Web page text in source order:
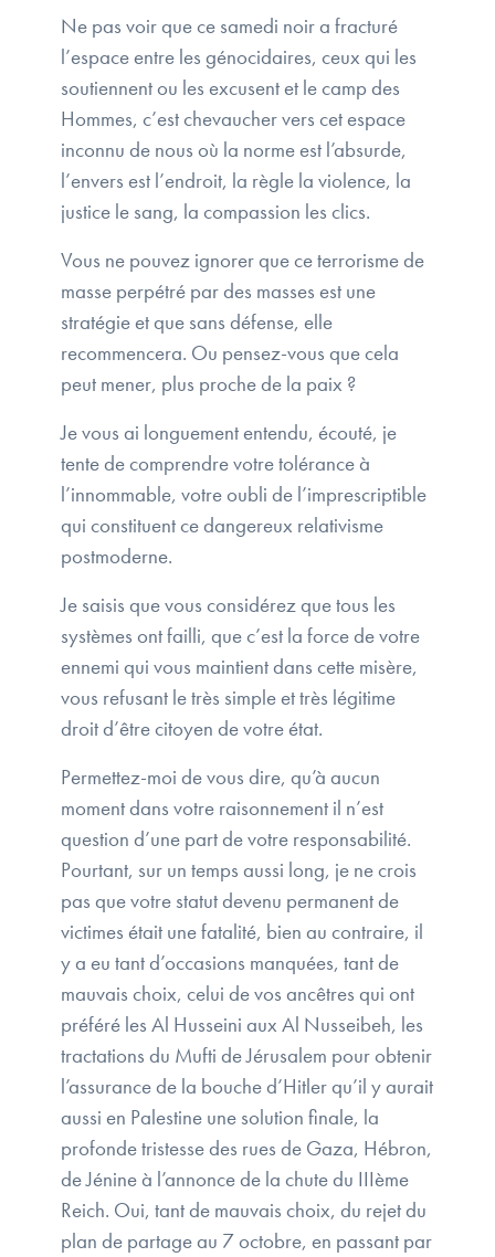
Ne pas voir que ce samedi noir a fracturé
l’espace entre les génocidaires, ceux qui les
soutiennent ou les excusent et le camp des
Hommes, c’est chevaucher vers cet espace
inconnu de nous où la norme est l’absurde,
l’envers est l’endroit, la règle la violence, la
justice le sang, la compassion les clics.
Vous ne pouvez ignorer que ce terrorisme de
masse perpétré par des masses est une
stratégie et que sans défense, elle
recommencera. Ou pensez-vous que cela
peut mener, plus proche de la paix ?
Je vous ai longuement entendu, écouté, je
tente de comprendre votre tolérance à
l’innommable, votre oubli de l’imprescriptible
qui constituent ce dangereux relativisme
postmoderne.
Je saisis que vous considérez que tous les
systèmes ont failli, que c’est la force de votre
ennemi qui vous maintient dans cette misère,
vous refusant le très simple et très légitime
droit d’être citoyen de votre état.
Permettez-moi de vous dire, qu’à aucun
moment dans votre raisonnement il n’est
question d’une part de votre responsabilité.
Pourtant, sur un temps aussi long, je ne crois
pas que votre statut devenu permanent de
victimes était une fatalité, bien au contraire, il
y a eu tant d’occasions manquées, tant de
mauvais choix, celui de vos ancêtres qui ont
préféré les Al Husseini aux Al Nusseibeh, les
tractations du Mufti de Jérusalem pour obtenir
l’assurance de la bouche d’Hitler qu’il y aurait
aussi en Palestine une solution finale, la
profonde tristesse des rues de Gaza, Hébron,
de Jénine à l’annonce de la chute du IIIème
Reich. Oui, tant de mauvais choix, du rejet du
plan de partage au 7 octobre, en passant par